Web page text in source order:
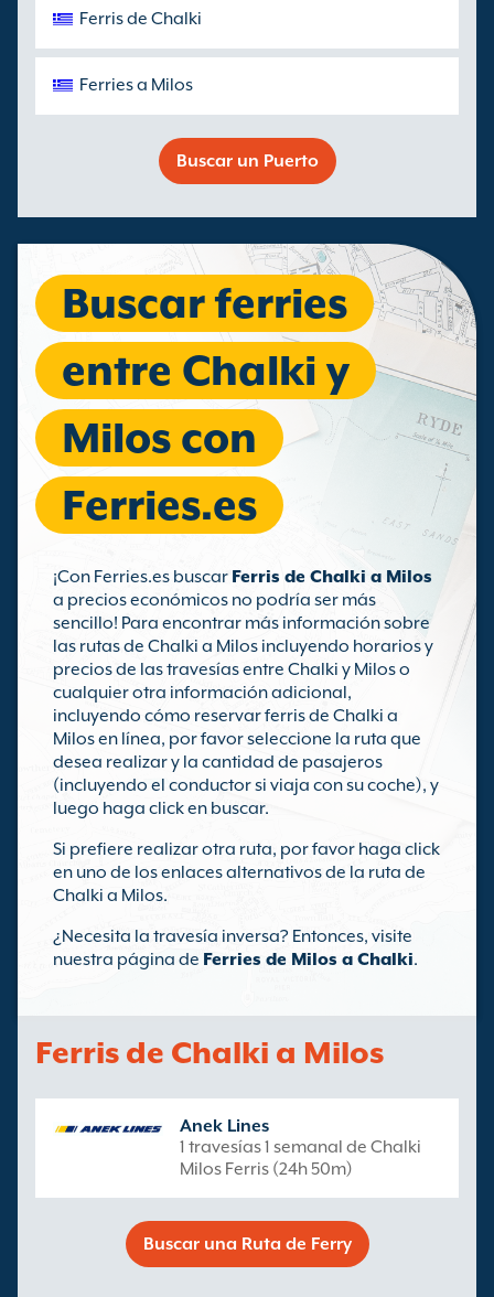
Ferris de Chalki
Ferries a Milos
Buscar un Puerto
Buscar ferries
entre Chalki y
Milos con
Ferries.es
¡Con Ferries.es buscar Ferris de Chalki a Milos
a precios económicos no podría ser más
sencillo! Para encontrar más información sobre
las rutas de Chalki a Milos incluyendo horarios y
precios de las travesías entre Chalki y Milos o
cualquier otra información adicional,
incluyendo cómo reservar ferris de Chalki a
Milos en línea, por favor seleccione la ruta que
desea realizar y la cantidad de pasajeros
(incluyendo el conductor si viaja con su coche), y
luego haga click en buscar.
Si prefiere realizar otra ruta, por favor haga click
en uno de los enlaces alternativos de la ruta de
Chalki a Milos.
¿Necesita la travesía inversa? Entonces, visite
nuestra página de Ferries de Milos a Chalki.
Ferris de Chalki a Milos
Anek Lines
1 travesías 1 semanal de Chalki
Milos Ferris (24h 50m)
Buscar una Ruta de Ferry